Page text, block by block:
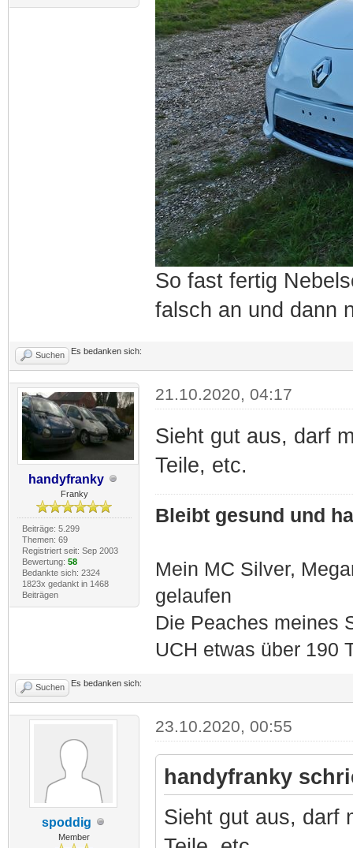
So fast fertig
falsch an und dann
Suchen Es bedanken sich:
handyfranky
Franky
Beiträge: 5.299
Themen: 69
Registriert seit: Sep 2003
Bewertung: 58
Bedankte sich: 2324
1823x gedankt in 1468
Beiträgen
21.10.2020, 04:17
Sieht gut aus, darf
Teile, etc.
Bleibt gesund und
Mein MC Silver,
gelaufen
Die Peaches meines
UCH etwas über 190
Suchen Es bedanken sich:
spoddig
Member
23.10.2020, 00:55
handyfranky
Sieht gut aus, darf